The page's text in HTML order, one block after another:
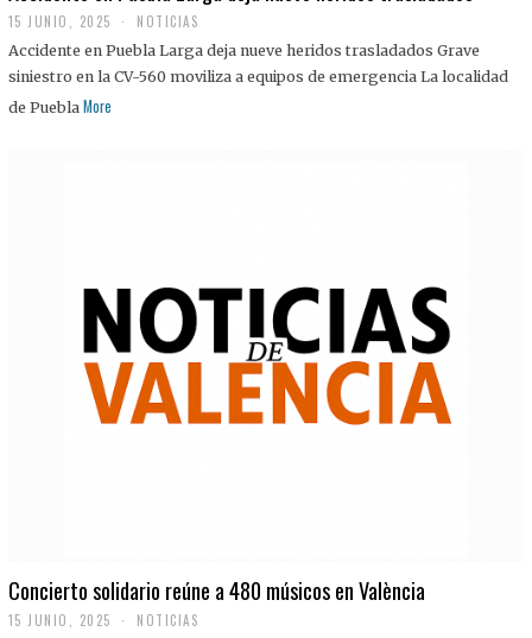
15 JUNIO, 2025 NOTICIAS
Accidente en Puebla Larga deja nueve heridos trasladados Grave
siniestro en la CV-560 moviliza a equipos de emergencia La localidad
de Puebla More
Concierto solidario reúne a 480 músicos en València
15 JUNIO, 2025 NOTICIAS